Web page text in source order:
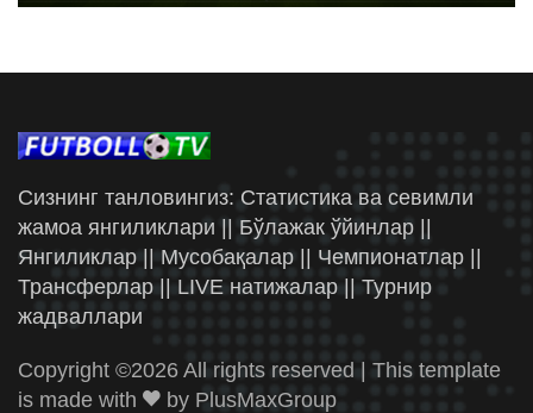
Сизнинг танловингиз: Статистика ва севимли
жамоа янгиликлари || Бўлажак ўйинлар ||
Янгиликлар || Мусобақалар || Чемпионатлар ||
Трансферлар || LIVE натижалар || Турнир
жадваллари
Copyright ©2026 All rights reserved | This template
is made with
by PlusMaxGroup